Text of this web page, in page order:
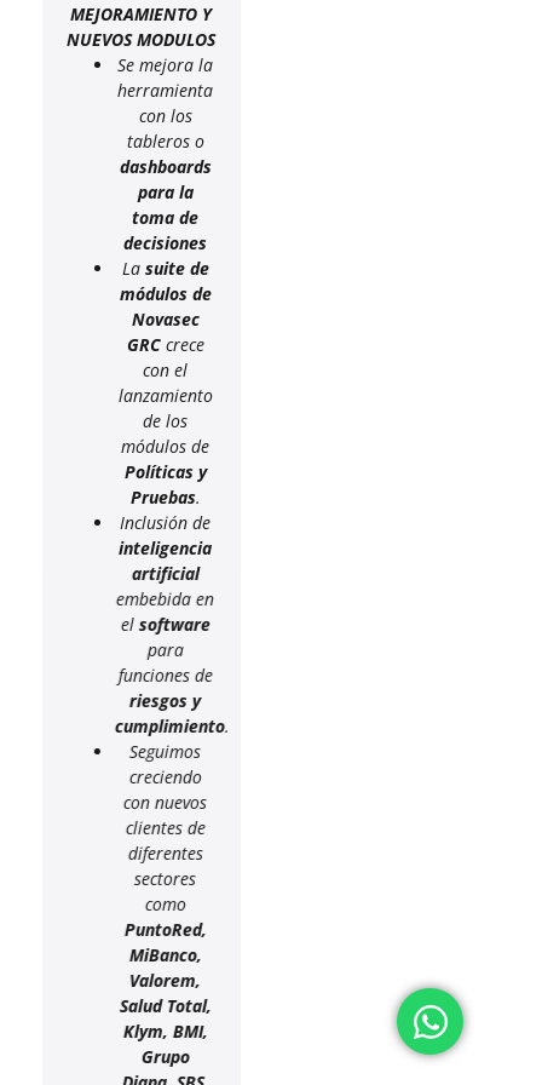
MEJORAMIENTO Y
NUEVOS MODULOS
Se mejora la
herramienta
con los
tableros o
dashboards
para la
toma de
decisiones
La suite de
módulos de
Novasec
GRCcrece
con el
lanzamiento
de los
módulos de
Políticas y
Pruebas.
Inclusión de
inteligencia
artificial
embebida en
el software
para
funciones de
riesgos y
cumplimiento.
Seguimos
creciendo
con nuevos
clientes de
diferentes
sectores
como
PuntoRed,
MiBanco,
Valorem,
Salud Total,
Klym, BMI,
Grupo